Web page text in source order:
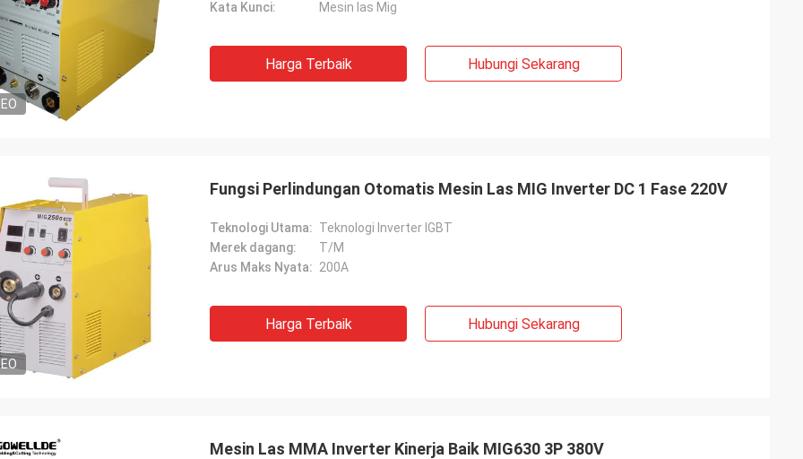
Kata Kunci:
Mesin las Mig
Harga Terbaik Hubungi Sekarang
Fungsi Perlindungan Otomatis Mesin Las MIG Inverter DC 1 Fase 220V
Teknologi Utama: Teknologi Inverter IGBT
Merek dagang:
T/M
Arus Maks Nyata: 200A
Harga Terbaik Hubungi Sekarang
Mesin Las MMA Inverter Kinerja Baik MIG630 3P 380V